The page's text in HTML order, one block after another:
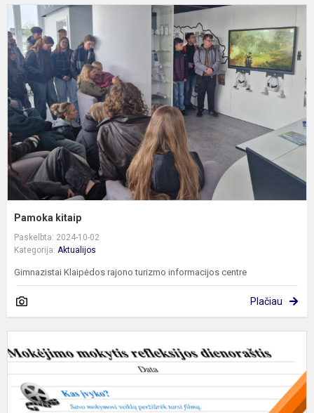
Pamoka kitaip
Paskelbta: 2024-10-02
Kategorija: Aktualijos
Gimnazistai Klaipėdos rajono turizmo informacijos centre
Plačiau